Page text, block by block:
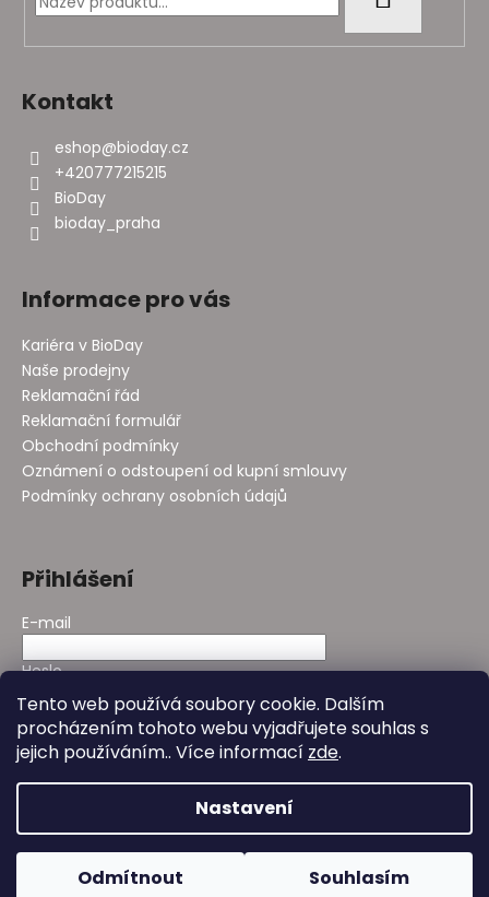
Tento web používá soubory cookie. Dalším
procházením tohoto webu vyjadřujete souhlas s
jejich používáním.. Více informací zde.
Nastavení
Odmítnout Souhlasím
Kontakt
eshop@bioday.cz
+420777215215
BioDay
bioday_praha
Informace pro vás
Kariéra v BioDay
Naše prodejny
Reklamační řád
Reklamační formulář
Obchodní podmínky
Oznámení o odstoupení od kupní smlouvy
Podmínky ochrany osobních údajů
Přihlášení
E-mail
Heslo
PŘIHLÁSIT SE
Nová registraceZapomenuté heslo
Copyright 2026Bioday . Všechna práva vyhrazena.